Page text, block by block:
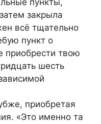
пункты,
закрыла
всё тщательно
пункт о
приобрести твою
шесть
приобретая
«Это именно та